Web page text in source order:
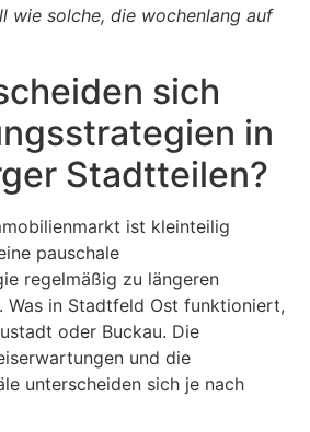
wie solche, die wochenlang auf
sich
in
Stadtteilen?
ist kleinteilig
pauschale
regelmäßig zu längeren
Was in Stadtfeld Ost funktioniert,
oder Buckau. Die
und die
unterscheiden sich je nach